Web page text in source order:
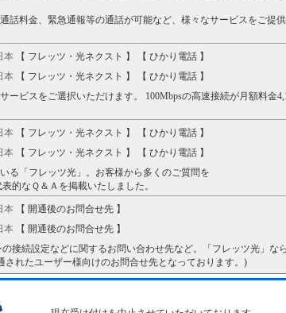
話料金、緊急通報等の通話が可能など、様々なサービスをご提
本 【 フレッツ・光ネクスト 】 【 ひかり電話 】
本 【 フレッツ・光ネクスト 】 【 ひかり電話 】
ービスをご選択いただけます。 100Mbpsの高速接続が月額料金
本 【 フレッツ・光ネクスト 】 【 ひかり電話 】
本 【 フレッツ・光ネクスト 】 【 ひかり電話 】
る「フレッツ光」。お客様から多くのご質問を
的なＱ＆Ａを掲載いたしました。
本 【 開通後のお問合せ先 】
本 【 開通後のお問合せ先 】
接続設定などに関するお問い合わせ先など。「フレッツ光」な
れたユーザー様向けのお問合せ先となっております。)